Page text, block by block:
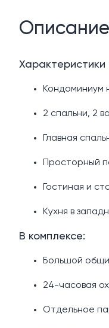
Описание
Характеристики
Кондоминиум
2 спальни, 2
Главная
Просторный
Гостиная и
Кухня в
В комплексе:
Большой
24-часовая
Отдельное